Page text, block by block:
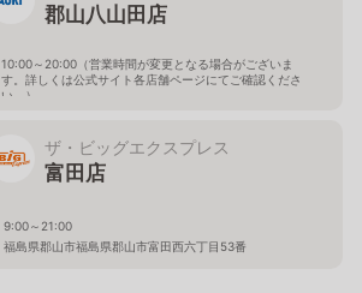
郡山八山田店
10:00～20:00（営業時間が変更となる場合がございま
す。詳しくは公式サイト各店舗ページにてご確認くださ
い。）
ザ・ビッグエクスプレス
富田店
9:00～21:00
福島県郡山市福島県郡山市富田西六丁目53番